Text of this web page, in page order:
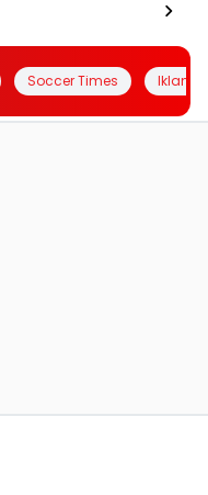
Soccer Times Iklanin